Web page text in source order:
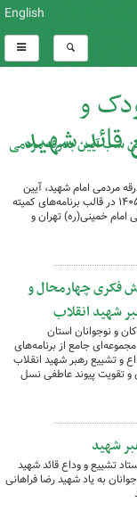
English
و
قائد شهید
شب آیین بدرقه مردمی
مردمی امام شهید، آیین
«نماز فرشته‌ها» شامگاه ۱۳ تیر ۱۴۰۵ در قالب برنامه‌های کمیته
امام خمینی(ره) تهران و
فکری چهارمحال و
شهید انقلاب
و نوجوانان استان
جامع از برنامه‌های
و تشییع رهبر شهید انقلاب
و تقویت پیوند عاطفی نسل
شهید
تشییع و وداع قائد شهید
به یاد شهید رضا فراهانی